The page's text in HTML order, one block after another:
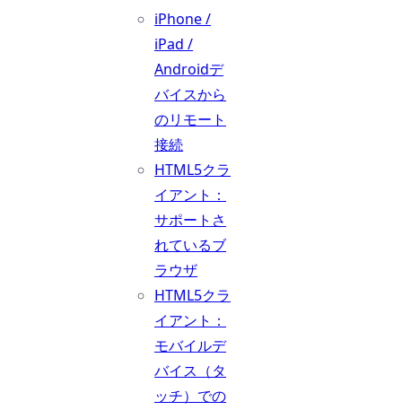
iPhone /
iPad /
Androidデ
バイスから
のリモート
接続
HTML5クラ
イアント：
サポートさ
れているブ
ラウザ
HTML5クラ
イアント：
モバイルデ
バイス（タ
ッチ）での